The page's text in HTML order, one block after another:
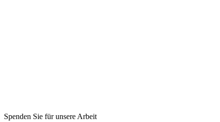
Spenden Sie für unsere Arbeit